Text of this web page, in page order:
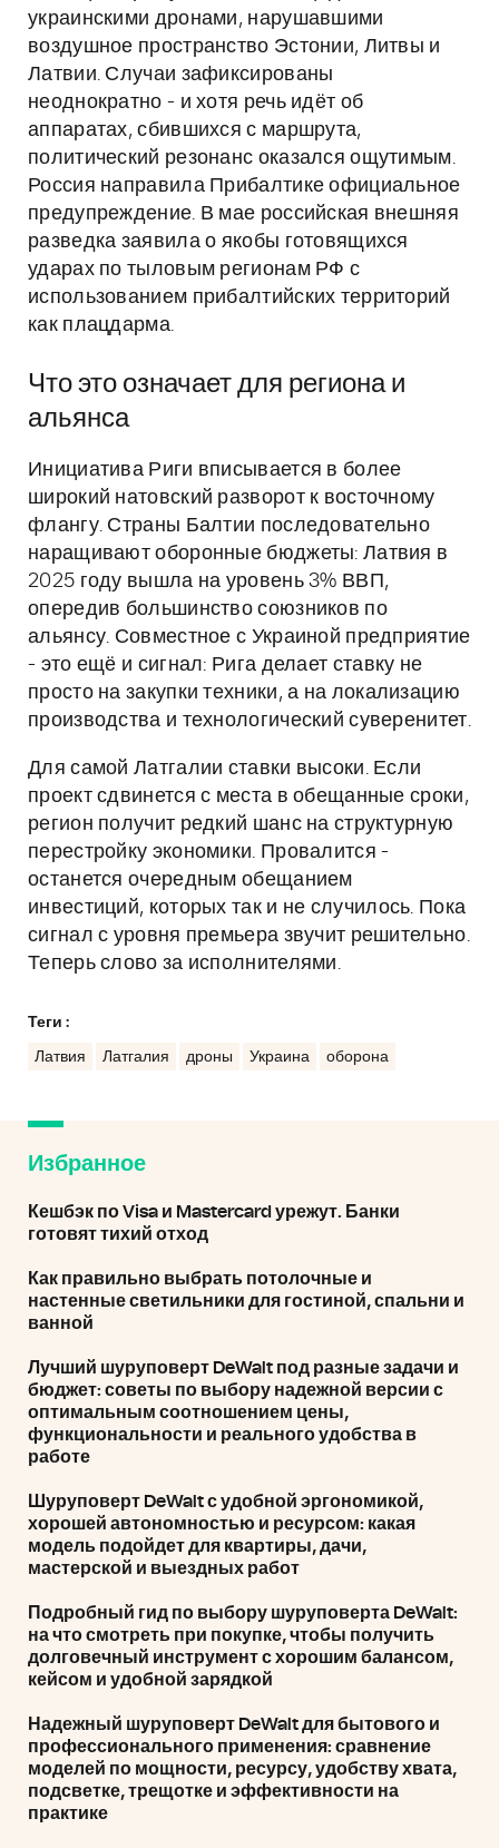
украинскими дронами, нарушавшими
воздушное пространство Эстонии, Литвы и
Латвии. Случаи зафиксированы
неоднократно - и хотя речь идёт об
аппаратах, сбившихся с маршрута,
политический резонанс оказался ощутимым.
Россия направила Прибалтике официальное
предупреждение. В мае российская внешняя
разведка заявила о якобы готовящихся
ударах по тыловым регионам РФ с
использованием прибалтийских территорий
как плацдарма.
Что это означает для региона и
альянса
Инициатива Риги вписывается в более
широкий натовский разворот к восточному
флангу. Страны Балтии последовательно
наращивают оборонные бюджеты: Латвия в
2025 году вышла на уровень 3% ВВП,
опередив большинство союзников по
альянсу. Совместное с Украиной предприятие
- это ещё и сигнал: Рига делает ставку не
просто на закупки техники, а на локализацию
производства и технологический суверенитет.
Для самой Латгалии ставки высоки. Если
проект сдвинется с места в обещанные сроки,
регион получит редкий шанс на структурную
перестройку экономики. Провалится -
останется очередным обещанием
инвестиций, которых так и не случилось. Пока
сигнал с уровня премьера звучит решительно.
Теперь слово за исполнителями.
Теги :
Латвия Латгалия дроны Украина оборона
Избранное
Кешбэк по Visa и Mastercard урежут. Банки
готовят тихий отход
Как правильно выбрать потолочные и
настенные светильники для гостиной, спальни и
ванной
Лучший шуруповерт DeWalt под разные задачи и
бюджет: советы по выбору надежной версии с
оптимальным соотношением цены,
функциональности и реального удобства в
работе
Шуруповерт DeWalt с удобной эргономикой,
хорошей автономностью и ресурсом: какая
модель подойдет для квартиры, дачи,
мастерской и выездных работ
Подробный гид по выбору шуруповерта DeWalt:
на что смотреть при покупке, чтобы получить
долговечный инструмент с хорошим балансом,
кейсом и удобной зарядкой
Надежный шуруповерт DeWalt для бытового и
профессионального применения: сравнение
моделей по мощности, ресурсу, удобству хвата,
подсветке, трещотке и эффективности на
практике